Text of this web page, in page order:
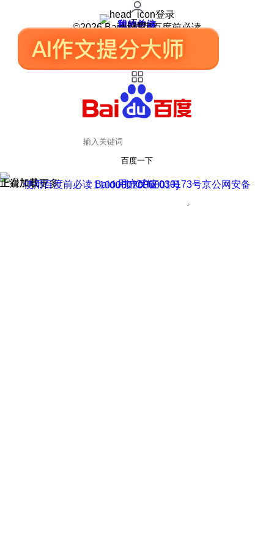
登录
我的关注
我的收藏
皮肤中心
用户反馈
设置
©2026 Baidu 使用百度前必读
百度一下
正在加载
上滑加载更多 用户反馈
使用百度前必读 Baidu 京ICP证030173号
京公网安备11000002000001号